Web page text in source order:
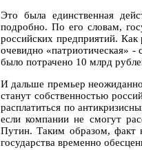
Это была единственная
подробно. По его словам,
российских предприятий.
очевидно «патриотическая» -
было потрачено 10 млрд
И дальше премьер
станут собственностью
расплатиться по
если компании не смогут
Путин. Таким образом, факт
государства временно